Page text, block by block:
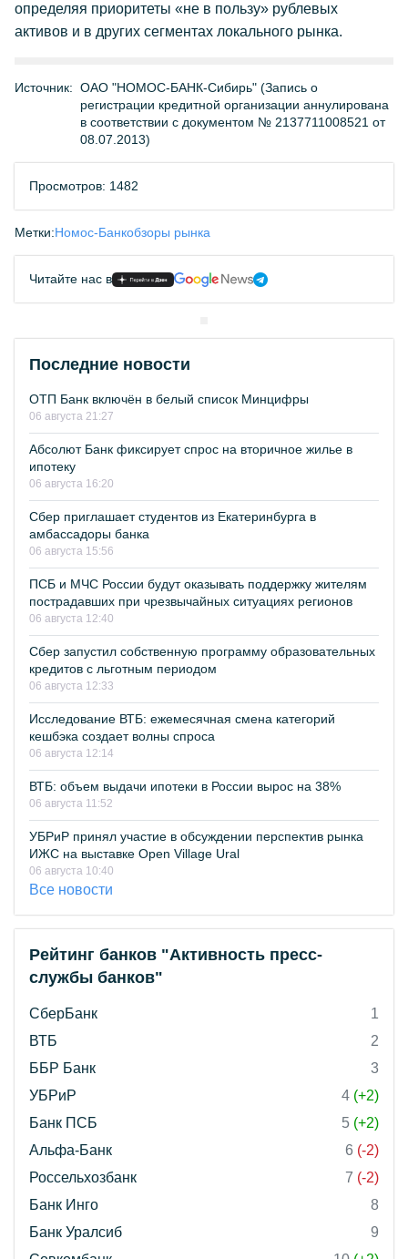
определяя приоритеты «не в пользу» рублевых
активов и в других сегментах локального рынка.
Источник: ОАО "НОМОС-БАНК-Сибирь" (Запись о
регистрации кредитной организации аннулирована
в соответствии с документом № 2137711008521 от
08.07.2013)
Просмотров: 1482
Метки:Номос-Банкобзоры рынка
Читайте нас в
Последние новости
ОТП Банк включён в белый список Минцифры
06 августа 21:27
Абсолют Банк фиксирует спрос на вторичное жилье в
ипотеку
06 августа 16:20
Сбер приглашает студентов из Екатеринбурга в
амбассадоры банка
06 августа 15:56
ПСБ и МЧС России будут оказывать поддержку жителям
пострадавших при чрезвычайных ситуациях регионов
06 августа 12:40
Сбер запустил собственную программу образовательных
кредитов с льготным периодом
06 августа 12:33
Исследование ВТБ: ежемесячная смена категорий
кешбэка создает волны спроса
06 августа 12:14
ВТБ: объем выдачи ипотеки в России вырос на 38%
06 августа 11:52
УБРиР принял участие в обсуждении перспектив рынка
ИЖС на выставке Open Village Ural
06 августа 10:40
Все новости
Рейтинг банков "Активность пресс-
службы банков"
СберБанк
1
ВТБ
2
ББР Банк
3
УБРиР
4 (+2)
Банк ПСБ
5 (+2)
Альфа-Банк
6 (-2)
Россельхозбанк
7 (-2)
Банк Инго
8
Банк Уралсиб
9